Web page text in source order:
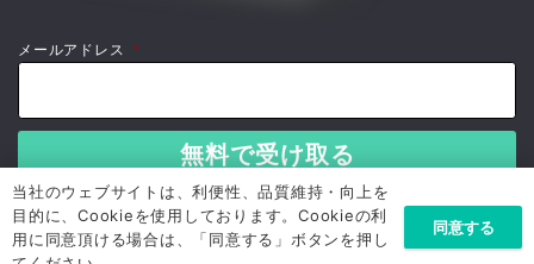
メールアドレス *
当社のウェブサイトは、利便性、品質維持・向上を
目的に、Cookieを使用しております。Cookieの利
用に同意頂ける場合は、「同意する」ボタンを押し
同意する